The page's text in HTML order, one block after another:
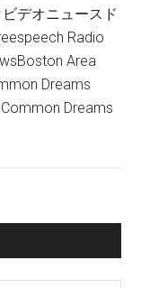
デオニュースド
Radio
Area
Dreams
Dreams